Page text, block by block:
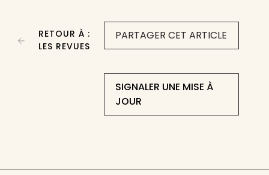
PARTAGER CET ARTICLE
SIGNALER UNE MISE À
JOUR
RETOUR À :
LES REVUES